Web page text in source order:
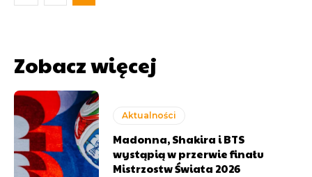
Zobacz więcej
Aktualności
Madonna, Shakira i BTS
wystąpią w przerwie finału
Mistrzostw Świata 2026